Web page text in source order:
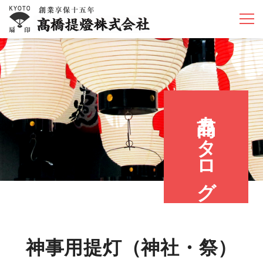
商品カタログ
神事用提灯（神社・祭）